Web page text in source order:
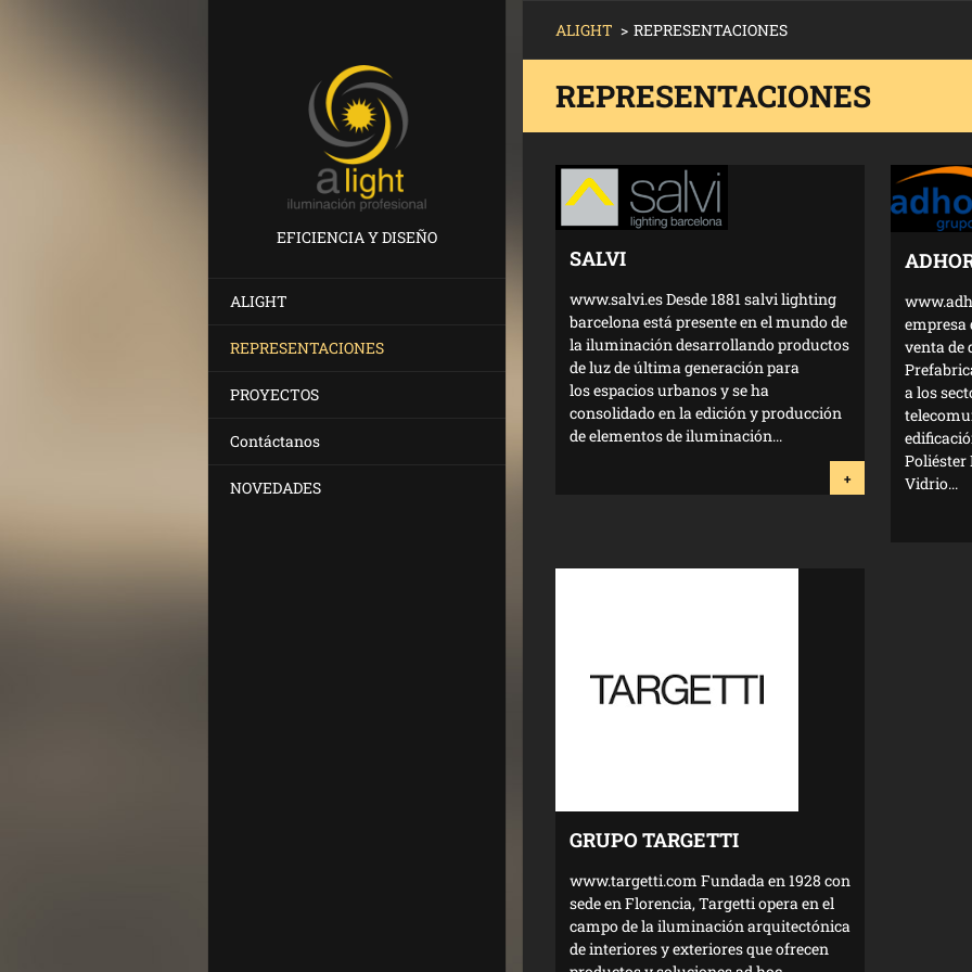
EFICIENCIA Y DISEÑO
ALIGHT
REPRESENTACIONES
PROYECTOS
Contáctanos
NOVEDADES
ALIGHT > REPRESENTACIONES
REPRESENTACIONES
SALVI
www.salvi.es Desde 1881 salvi lighting
barcelona está presente en el mundo de
la iluminación desarrollando productos
de luz de última generación para
los espacios urbanos y se ha
consolidado en la edición y producción
de elementos de iluminación...
+
empresa
venta de
a los
Poliéster
Vidrio...
GRUPO TARGETTI
www.targetti.com Fundada en 1928 con
sede en Florencia, Targetti opera en el
campo de la iluminación arquitectónica
de interiores y exteriores que ofrecen